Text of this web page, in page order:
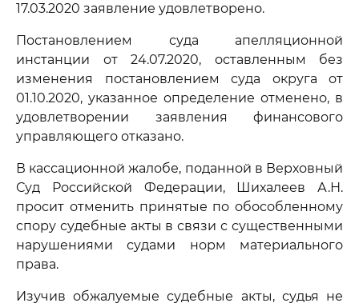
17.03.2020 заявление удовлетворено.
Постановлением суда апелляционной
инстанции от 24.07.2020, оставленным без
изменения постановлением суда округа от
01.10.2020, указанное определение отменено, в
удовлетворении заявления финансового
управляющего отказано.
В кассационной жалобе, поданной в Верховный
Суд Российской Федерации, Шихалеев А.Н.
просит отменить принятые по обособленному
спору судебные акты в связи с существенными
нарушениями судами норм материального
права.
Изучив обжалуемые судебные акты, судья не